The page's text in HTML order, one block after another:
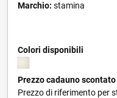
Marchio: stamina
Colori disponibili
Prezzo cadauno
Prezzo di riferimento per